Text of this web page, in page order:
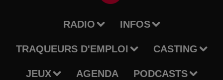
RADIO INFOS
TRAQUEURS D'EMPLOI CASTING
JEUX AGENDA PODCASTS